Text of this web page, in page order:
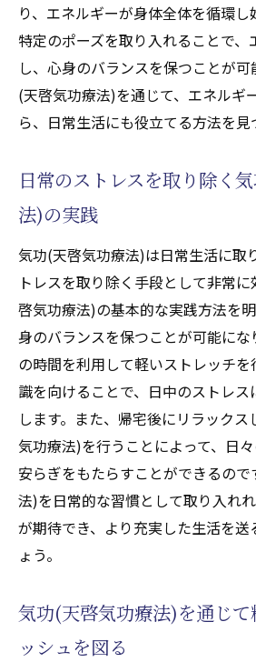
り、エネルギーが身体全体を循環し
特定のポーズを取り入れることで、
し、心身のバランスを保つことが
(天啓気功療法)を通じて、エネルギ
ら、日常生活にも役立てる方法を見
日常のストレスを取り除く
法)の実践
気功(天啓気功療法)は日常生活に取
トレスを取り除く手段として非常
啓気功療法)の基本的な実践方法を
身のバランスを保つことが可能にな
の時間を利用して軽いストレッチ
識を向けることで、日中のストレス
します。また、帰宅後にリラック
気功療法)を行うことによって、日
安らぎをもたらすことができるの
法)を日常的な習慣として取り入れ
が期待でき、より充実した生活を送
ょう。
気功(天啓気功療法)を通じ
ッシュを図る